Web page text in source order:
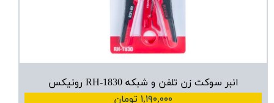
انبر سوکت زن تلفن و شبکه RH-1830 رونیکس
۱,۱۹۰,۰۰۰ تومان